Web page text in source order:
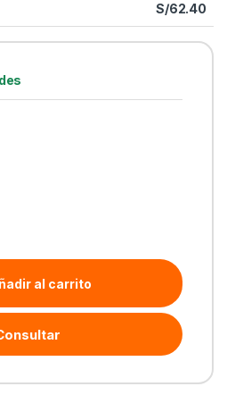
S/62.40
M280 Wireless - Black | 910-
al carrito